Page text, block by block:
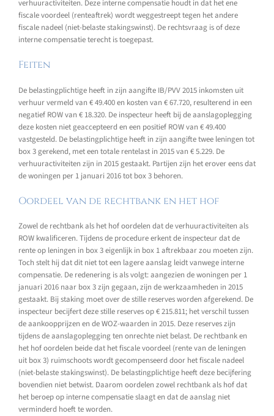
verhuuractiviteiten. Deze interne compensatie houdt in dat het ene
fiscale voordeel (renteaftrek) wordt weggestreept tegen het andere
fiscale nadeel (niet-belaste stakingswinst). De rechtsvraag is of deze
interne compensatie terecht is toegepast.
Feiten
De belastingplichtige heeft in zijn aangifte IB/PVV 2015 inkomsten uit
verhuur vermeld van € 49.400 en kosten van € 67.720, resulterend in een
negatief ROW van € 18.320. De inspecteur heeft bij de aanslagoplegging
deze kosten niet geaccepteerd en een positief ROW van € 49.400
vastgesteld. De belastingplichtige heeft in zijn aangifte twee leningen tot
box 3 gerekend, met een totale rentelast in 2015 van € 5.229. De
verhuuractiviteiten zijn in 2015 gestaakt. Partijen zijn het erover eens dat
de woningen per 1 januari 2016 tot box 3 behoren.
Oordeel van de rechtbank en het hof
Zowel de rechtbank als het hof oordelen dat de verhuuractiviteiten als
ROW kwalificeren. Tijdens de procedure erkent de inspecteur dat de
rente op leningen in box 3 eigenlijk in box 1 aftrekbaar zou moeten zijn.
Toch stelt hij dat dit niet tot een lagere aanslag leidt vanwege interne
compensatie. De redenering is als volgt: aangezien de woningen per 1
januari 2016 naar box 3 zijn gegaan, zijn de werkzaamheden in 2015
gestaakt. Bij staking moet over de stille reserves worden afgerekend. De
inspecteur becijfert deze stille reserves op € 215.811; het verschil tussen
de aankoopprijzen en de WOZ-waarden in 2015. Deze reserves zijn
tijdens de aanslagoplegging ten onrechte niet belast. De rechtbank en
het hof oordelen beide dat het fiscale voordeel (rente van de leningen
uit box 3) ruimschoots wordt gecompenseerd door het fiscale nadeel
(niet-belaste stakingswinst). De belastingplichtige heeft deze becijfering
bovendien niet betwist. Daarom oordelen zowel rechtbank als hof dat
het beroep op interne compensatie slaagt en dat de aanslag niet
verminderd hoeft te worden.